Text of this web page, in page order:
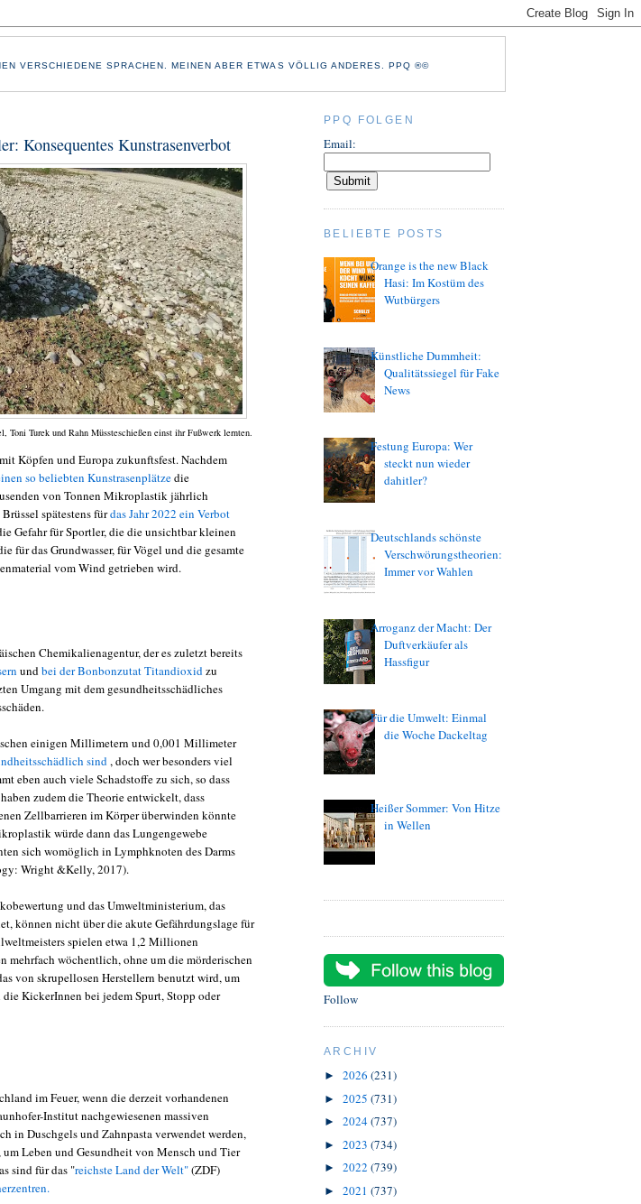
VERSCHIEDENE SPRACHEN. MEINEN ABER ETWAS VÖLLIG ANDERES. PPQ ®©
Konsequentes Kunstrasenverbot
Turek und Rahn Müssteschießen einst ihr Fußwerk lernten.
Köpfen und Europa zukunftsfest. Nachdem
so beliebten Kunstrasenplätzedie
von Tonnen Mikroplastik jährlich
spätestens fürdas Jahr 2022 ein Verbot
Gefahr für Sportler, die die unsichtbar kleinen
für das Grundwasser, für Vögel und die gesamte
vom Wind getrieben wird.
Chemikalienagentur, der es zuletzt bereits
und bei der Bonbonzutat Titandioxid zu
Umgang mit dem gesundheitsschädliches
einigen Millimetern und 0,001 Millimeter
sind , doch wer besonders viel
eben auch viele Schadstoffe zu sich, so dass
zudem die Theorie entwickelt, dass
Zellbarrieren im Körper überwinden könnte
würde dann das Lungengewebe
sich womöglich in Lymphknoten des Darms
Wright &Kelly, 2017).
und das Umweltministerium, das
können nicht über die akute Gefährdungslage für
spielen etwa 1,2 Millionen
wöchentlich, ohne um die mörderischen
von skrupellosen Herstellern benutzt wird, um
KickerInnen bei jedem Spurt, Stopp oder
im Feuer, wenn die derzeit vorhandenen
Institut nachgewiesenen massiven
in Duschgels und Zahnpasta verwendet werden,
Leben und Gesundheit von Mensch und Tier
sind für das "reichste Land der Welt"(ZDF)
PPQ FOLGEN
Email:
BELIEBTE POSTS
Orange is the new Black
Hasi: Im Kostüm des
Wutbürgers
Künstliche Dummheit:
Qualitätssiegel für Fake
News
Festung Europa: Wer
steckt nun wieder
dahitler?
Deutschlands schönste
Verschwörungstheorien:
Immer vor Wahlen
Arroganz der Macht: Der
Duftverkäufer als
Hassfigur
Für die Umwelt: Einmal
die Woche Dackeltag
Heißer Sommer: Von Hitze
in Wellen
Follow
ARCHIV
► 2026 (231)
► 2025 (731)
► 2024(737)
► 2023 (734)
► 2022 (739)
► 2021 (737)